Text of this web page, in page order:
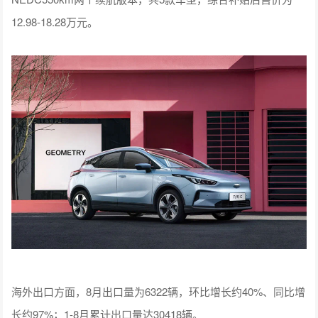
12.98-18.28万元。
海外出口方面，8月出口量为6322辆，环比增长约40%、同比增
长约97%；1-8月累计出口量达30418辆。